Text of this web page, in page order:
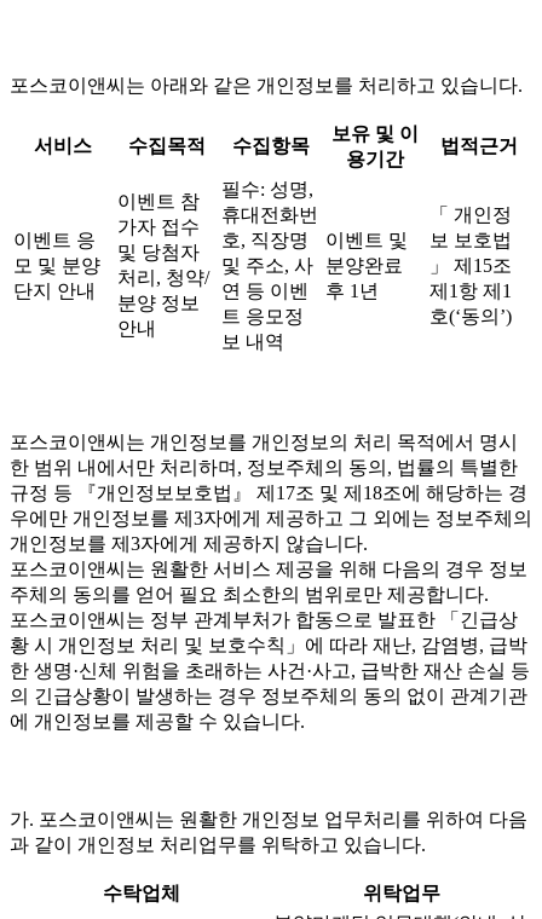
포스코이앤씨는 아래와 같은 개인정보를 처리하고 있습니다.
서비스 수집목적 수집항목
보유 및 이
용기간
법적근거
이벤트 응
모 및 분양
단지 안내
이벤트 참
가자 접수
및 당첨자
처리, 청약/
분양 정보
안내
필수: 성명,
휴대전화번
호, 직장명
및 주소, 사
연 등 이벤
트 응모정
보 내역
이벤트 및
분양완료
후 1년
「 개인정
보 보호법
」 제15조
제1항 제1
호(‘동의’)
포스코이앤씨는 개인정보를 개인정보의 처리 목적에서 명시
한 범위 내에서만 처리하며, 정보주체의 동의, 법률의 특별한
규정 등 『개인정보보호법』 제17조 및 제18조에 해당하는 경
우에만 개인정보를 제3자에게 제공하고 그 외에는 정보주체의
개인정보를 제3자에게 제공하지 않습니다.
포스코이앤씨는 원활한 서비스 제공을 위해 다음의 경우 정보
주체의 동의를 얻어 필요 최소한의 범위로만 제공합니다.
포스코이앤씨는 정부 관계부처가 합동으로 발표한 「긴급상
황 시 개인정보 처리 및 보호수칙」에 따라 재난, 감염병, 급박
한 생명·신체 위험을 초래하는 사건·사고, 급박한 재산 손실 등
의 긴급상황이 발생하는 경우 정보주체의 동의 없이 관계기관
에 개인정보를 제공할 수 있습니다.
가. 포스코이앤씨는 원활한 개인정보 업무처리를 위하여 다음
과 같이 개인정보 처리업무를 위탁하고 있습니다.
수탁업체 위탁업무